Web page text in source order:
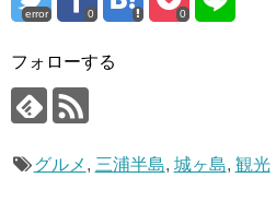
error 0 0
フォローする
グルメ , 三浦半島, 城ヶ島, 観光